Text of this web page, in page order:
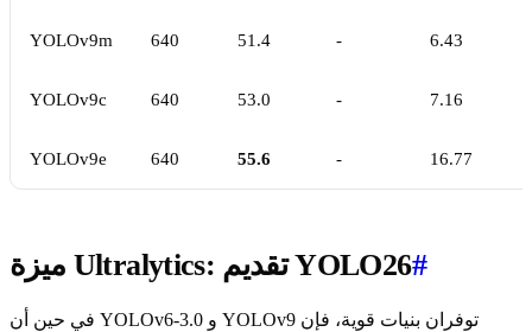
YOLOv9m 640 51.4 - 6.43
YOLOv9c 640 53.0 - 7.16
YOLOv9e 640 55.6 - 16.77
ميزة Ultralytics: تقديم YOLO26#
في حين أن YOLOv6-3.0 و YOLOv9 توفران بنيات قوية، فإن